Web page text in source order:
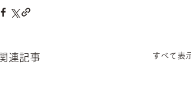
連記事 すべて表示